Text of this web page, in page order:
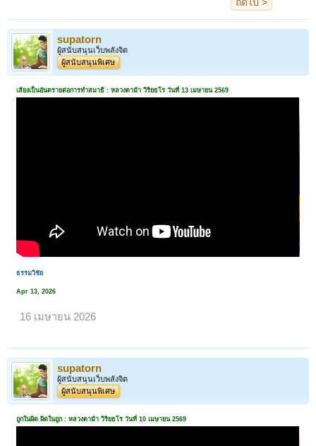
supatorn
ผู้สนับสนุนเว็บพลังจิต
ผู้สนับสนุนพิเศษ
เสียงเป็นอันตรายต่อการทำสมาธิ : หลวงตาม้า วิริยธโร วันที่ 13 เมษายน 2569
ธรรมวิชัย
Apr 13, 2026
16 เมษายน 2026
supatorn
ผู้สนับสนุนเว็บพลังจิต
ผู้สนับสนุนพิเศษ
ถูกในผิด ผิดในถูก : หลวงตาม้า วิริยธโร วันที่ 10 เมษายน 2569